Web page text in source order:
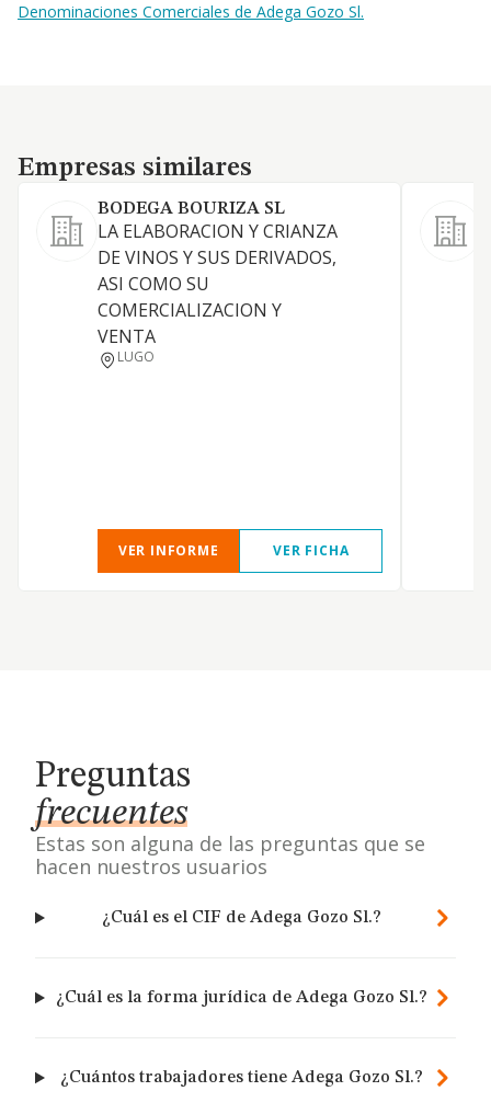
Denominaciones Comerciales de Adega Gozo Sl.
Empresas similares
Empresas similares
BODEGA BOURIZA SL
LA ELABORACION Y CRIANZA
DE VINOS Y SUS DERIVADOS,
ASI COMO SU
COMERCIALIZACION Y
VENTA
LUGO
VER INFORME VER FICHA
Preguntas
frecuentes
Estas son alguna de las preguntas que se
hacen nuestros usuarios
¿Cuál es el CIF de Adega Gozo Sl.?
¿Cuál es la forma jurídica de Adega Gozo Sl.?
¿Cuántos trabajadores tiene Adega Gozo Sl.?